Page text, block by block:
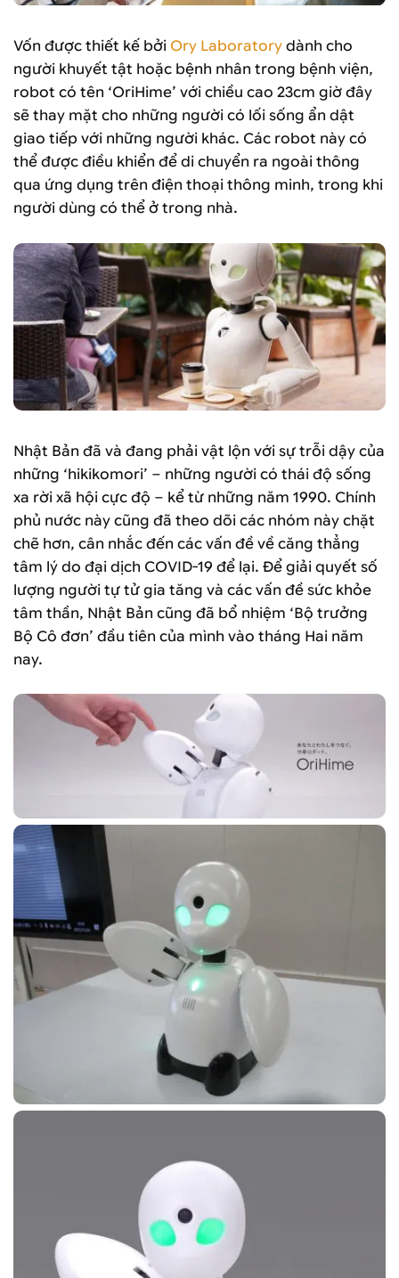
Vốn được thiết kế bởi Ory Laboratory dành cho
người khuyết tật hoặc bệnh nhân trong bệnh viện,
robot có tên ‘OriHime’ với chiều cao 23cm giờ đây
sẽ thay mặt cho những người có lối sống ẩn dật
giao tiếp với những người khác. Các robot này có
thể được điều khiển để di chuyển ra ngoài thông
qua ứng dụng trên điện thoại thông minh, trong khi
người dùng có thể ở trong nhà.
Nhật Bản đã và đang phải vật lộn với sự trỗi dậy của
những ‘hikikomori’ – những người có thái độ sống
xa rời xã hội cực độ – kể từ những năm 1990. Chính
phủ nước này cũng đã theo dõi các nhóm này chặt
chẽ hơn, cân nhắc đến các vấn đề về căng thẳng
tâm lý do đại dịch COVID-19 để lại. Để giải quyết số
lượng người tự tử gia tăng và các vấn đề sức khỏe
tâm thần, Nhật Bản cũng đã bổ nhiệm ‘Bộ trưởng
Bộ Cô đơn’ đầu tiên của mình vào tháng Hai năm
nay.